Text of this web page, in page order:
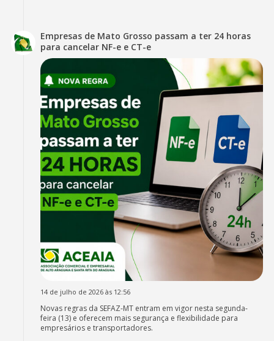
Empresas de Mato Grosso passam a ter 24 horas
para cancelar NF-e e CT-e
14 de julho de 2026 às 12:56
Novas regras da SEFAZ-MT entram em vigor nesta segunda-
feira (13) e oferecem mais segurança e flexibilidade para
empresários e transportadores.